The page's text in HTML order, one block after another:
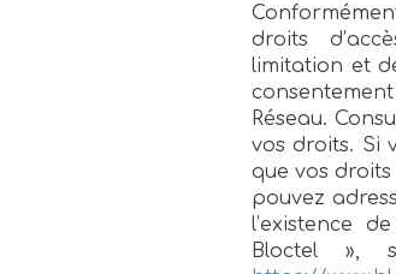
droits
limitation et
Réseau.
vos droits. Si
que vos
pouvez
l’existence
Bloctel »,